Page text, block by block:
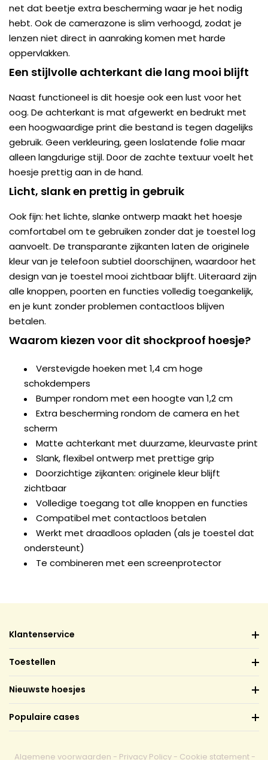
net dat beetje extra bescherming waar je het nodig
hebt. Ook de camerazone is slim verhoogd, zodat je
lenzen niet direct in aanraking komen met harde
oppervlakken.
Een stijlvolle achterkant die lang mooi blijft
Naast functioneel is dit hoesje ook een lust voor het
oog. De achterkant is mat afgewerkt en bedrukt met
een hoogwaardige print die bestand is tegen dagelijks
gebruik. Geen verkleuring, geen loslatende folie maar
alleen langdurige stijl. Door de zachte textuur voelt het
hoesje prettig aan in de hand.
Licht, slank en prettig in gebruik
Ook fijn: het lichte, slanke ontwerp maakt het hoesje
comfortabel om te gebruiken zonder dat je toestel log
aanvoelt. De transparante zijkanten laten de originele
kleur van je telefoon subtiel doorschijnen, waardoor het
design van je toestel mooi zichtbaar blijft. Uiteraard zijn
alle knoppen, poorten en functies volledig toegankelijk,
en je kunt zonder problemen contactloos blijven
betalen.
Waarom kiezen voor dit shockproof hoesje?
Verstevigde hoeken met 1,4 cm hoge
schokdempers
Bumper rondom met een hoogte van 1,2 cm
Extra bescherming rondom de camera en het
scherm
Matte achterkant met duurzame, kleurvaste print
Slank, flexibel ontwerp met prettige grip
Doorzichtige zijkanten: originele kleur blijft
zichtbaar
Volledige toegang tot alle knoppen en functies
Compatibel met contactloos betalen
Werkt met draadloos opladen (als je toestel dat
ondersteunt)
Te combineren met een screenprotector
Klantenservice
Toestellen
Nieuwste hoesjes
Populaire cases
Algemene voorwaarden - Privacy Policy - Cookie statement -